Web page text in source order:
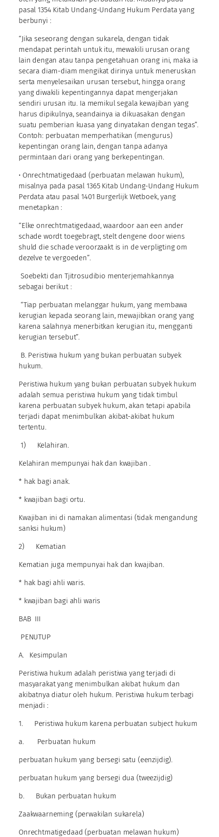
pasal 1354 Kitab Undang-Undang Hukum Perdata yang
berbunyi :
“Jika seseorang dengan sukarela, dengan tidak
mendapat perintah untuk itu, mewakili urusan orang
lain dengan atau tanpa pengetahuan orang ini, maka ia
secara diam-diam mengikat dirinya untuk meneruskan
serta menyelesaikan urusan tersebut, hingga orang
yang diwakili kepentingannya dapat mengerjakan
sendiri urusan itu. Ia memikul segala kewajiban yang
harus dipikulnya, seandainya ia dikuasakan dengan
suatu pemberian kuasa yang dinyatakan dengan tegas”.
Contoh: perbuatan memperhatikan (mengurus)
kepentingan orang lain, dengan tanpa adanya
permintaan dari orang yang berkepentingan.
• Onrechtmatigedaad (perbuatan melawan hukum),
misalnya pada pasal 1365 Kitab Undang-Undang Hukum
Perdata atau pasal 1401 Burgerlijk Wetboek, yang
menetapkan :
“Elke onrechtmatigedaad, waardoor aan een ander
schade wordt toegebragt, stelt dengene door wiens
shuld die schade veroorzaakt is in de verpligting om
dezelve te vergoeden”.
Soebekti dan Tjitrosudibio menterjemahkannya
sebagai berikut :
“Tiap perbuatan melanggar hukum, yang membawa
kerugian kepada seorang lain, mewajibkan orang yang
karena salahnya menerbitkan kerugian itu, mengganti
kerugian tersebut”.
B. Peristiwa hukum yang bukan perbuatan subyek
hukum.
Peristiwa hukum yang bukan perbuatan subyek hukum
adalah semua peristiwa hukum yang tidak timbul
karena perbuatan subyek hukum, akan tetapi apabila
terjadi dapat menimbulkan akibat-akibat hukum
tertentu.
1) Kelahiran.
Kelahiran mempunyai hak dan kwajiban .
* hak bagi anak.
* kwajiban bagi ortu.
Kwajiban ini di namakan alimentasi (tidak mengandung
sanksi hukum)
2) Kematian
Kematian juga mempunyai hak dan kwajiban.
* hak bagi ahli waris.
* kwajiban bagi ahli waris
BAB III
PENUTUP
A. Kesimpulan
Peristiwa hukum adalah peristiwa yang terjadi di
masyarakat yang menimbulkan akibat hukum dan
akibatnya diatur oleh hukum. Peristiwa hukum terbagi
menjadi :
1. Peristiwa hukum karena perbuatan subject hukum
a. Perbuatan hukum
perbuatan hukum yang bersegi satu (eenzijdig).
perbuatan hukum yang bersegi dua (tweezijdig)
b. Bukan perbuatan hukum
Zaakwaarneming (perwakilan sukarela)
Onrechtmatigedaad (perbuatan melawan hukum)